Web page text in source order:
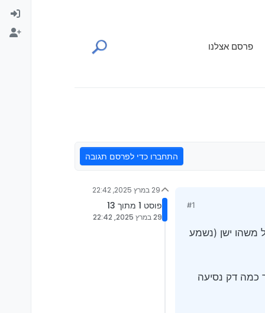
פרסם אצלנו
התחברו כדי לפרסם תגובה
#1
משהו ישן (נשמע
יהיה רעש אני צריך לנסוע עד 3 קמ"ש ולאחר כמה דק נסיעה
29 במרץ 2025, 22:42
פוסט 1 מתוך 13
29 במרץ 2025, 22:42